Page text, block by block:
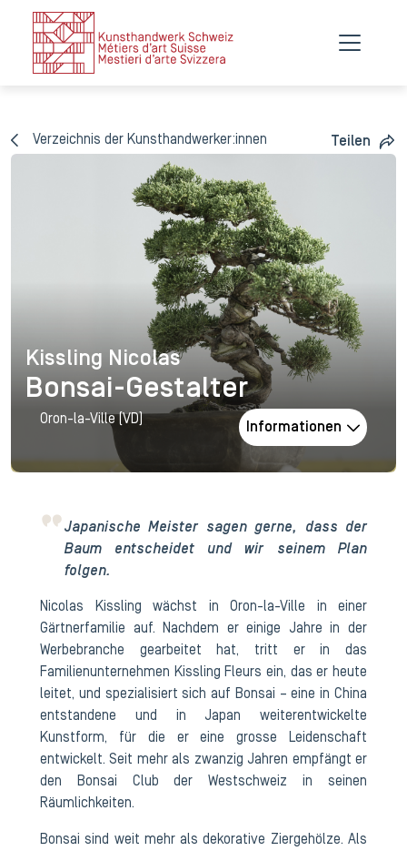
Verzeichnis der Kunsthandwerker:innen Teilen
Kissling Nicolas
Kissling Nicolas
Bonsai-Gestalter
Oron-la-Ville (VD)
Informationen
Japanische Meister sagen gerne, dass der
Baum entscheidet und wir seinem Plan
folgen.
Nicolas Kissling wächst in Oron-la-Ville in einer
Gärtnerfamilie auf. Nachdem er einige Jahre in der
Werbebranche gearbeitet hat, tritt er in das
Familienunternehmen Kissling Fleurs ein, das er heute
leitet, und spezialisiert sich auf Bonsai – eine in China
entstandene und in Japan weiterentwickelte
Kunstform, für die er eine grosse Leidenschaft
entwickelt. Seit mehr als zwanzig Jahren empfängt er
den Bonsai Club der Westschweiz in seinen
Räumlichkeiten.
Bonsai sind weit mehr als dekorative Ziergehölze. Als